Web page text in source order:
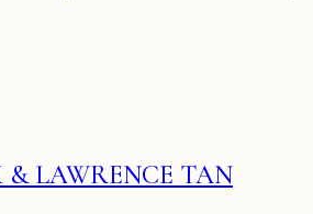
LAWRENCE TAN